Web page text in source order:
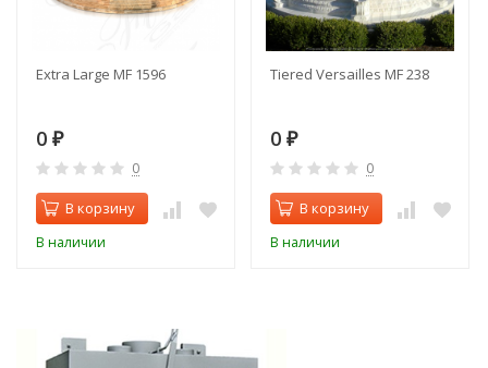
Extra Large MF 1596
0 ₽
0
В корзину
В наличии
Tiered Versailles MF 238
0 ₽
0
В корзину
В наличии